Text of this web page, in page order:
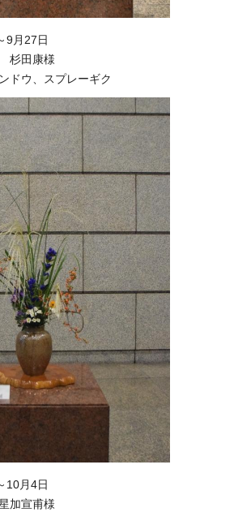
9月27日
杉田康様
ドウ、スプレーギク
10月4日
加宣甫様